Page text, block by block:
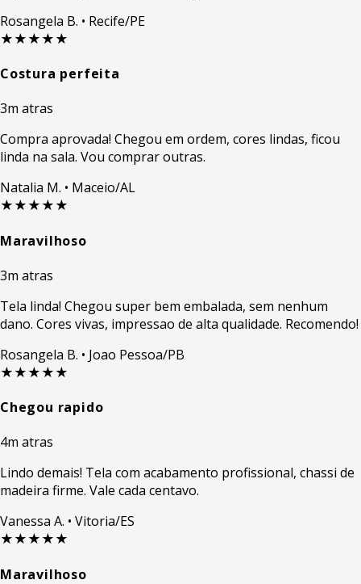
Rosangela B. • Recife/PE
★★★★★
Costura perfeita
3m atras
Compra aprovada! Chegou em ordem, cores lindas, ficou
linda na sala. Vou comprar outras.
Natalia M. • Maceio/AL
★★★★★
Maravilhoso
3m atras
Tela linda! Chegou super bem embalada, sem nenhum
dano. Cores vivas, impressao de alta qualidade. Recomendo!
Rosangela B. • Joao Pessoa/PB
★★★★★
Chegou rapido
4m atras
Lindo demais! Tela com acabamento profissional, chassi de
madeira firme. Vale cada centavo.
Vanessa A. • Vitoria/ES
★★★★★
Maravilhoso